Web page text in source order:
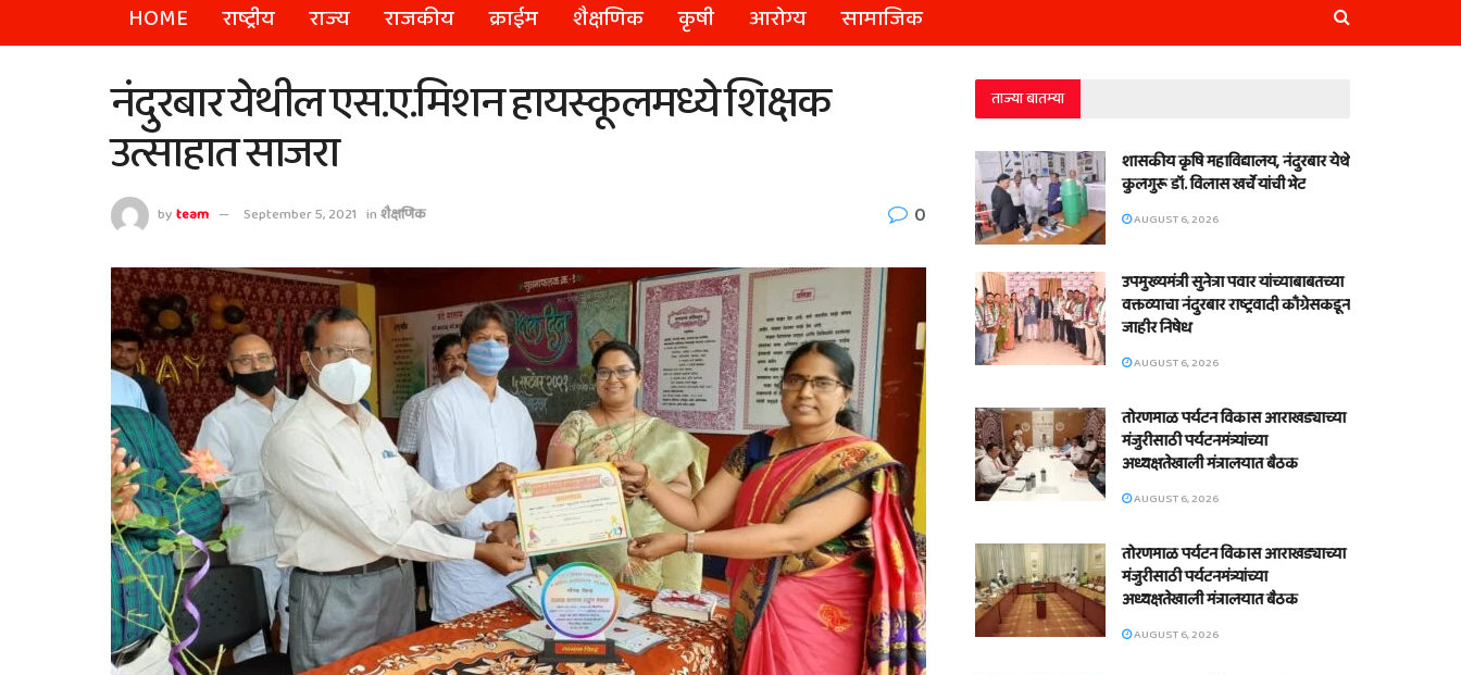
HOME राष्ट्रीय राज्य राजकीय क्राईम शैक्षणिक कृषी आरोग्य सामाजिक
नंदुरबार येथील एस.ए.मिशन हायस्कूलमध्ये शिक्षक
उत्साहात साजरा
byteam September 5, 2021 inशैक्षणिक 0
ताज्या बातम्या
शासकीय कृषि महाविद्यालय, नंदुरबार येथे
कुलगुरू डॉ. विलास खर्चे यांची भेट
AUGUST 6, 2026
उपमुख्यमंत्री सुनेत्रा पवार यांच्याबाबतच्या
वक्तव्याचा नंदुरबार राष्ट्रवादी काँग्रेसकडून
जाहीर निषेध
AUGUST 6, 2026
तोरणमाळ पर्यटन विकास आराखड्याच्या
मंजुरीसाठी पर्यटनमंत्र्यांच्या
अध्यक्षतेखाली मंत्रालयात बैठक
AUGUST 6, 2026
तोरणमाळ पर्यटन विकास आराखड्याच्या
मंजुरीसाठी पर्यटनमंत्र्यांच्या
अध्यक्षतेखाली मंत्रालयात बैठक
AUGUST 6, 2026